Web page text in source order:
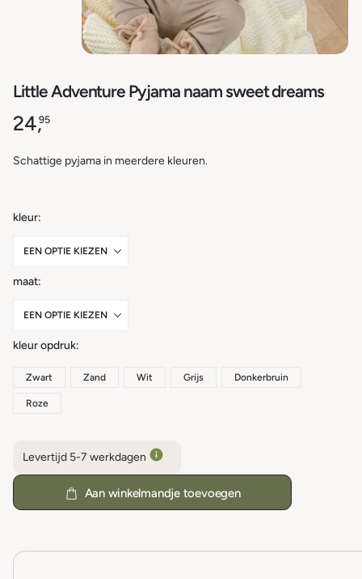
Little Adventure Pyjama naam sweet dreams
24,95
Schattige pyjama in meerdere kleuren.
kleur
maat
kleur opdruk
Zwart Zand Wit Grijs Donkerbruin
Roze
Levertijd 5-7 werkdagen
Aan winkelmandje toevoegen